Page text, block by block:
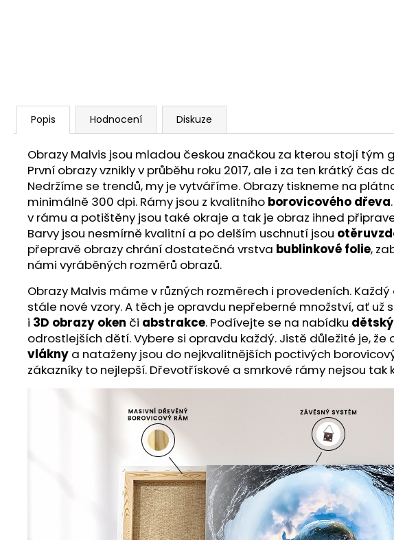
Popis Hodnocení Diskuze
Obrazy Malvis jsou mladou českou značkou za kterou stojí
První obrazy vznikly v průběhu roku 2017, ale i za ten krátký
Nedržíme se trendů, my je vytváříme. Obrazy tiskneme na
minimálně 300 dpi. Rámy jsou z kvalitního borovicového dřeva
v rámu a potištěny jsou také okraje a tak je obraz ihned
Barvy jsou nesmírně kvalitní a po delším uschnutí jsou
přepravě obrazy chrání dostatečná vrstva bublinkové folie,
námi vyráběných rozměrů obrazů.
Obrazy Malvis máme v různých rozměrech i provedeních.
stále nové vzory. A těch je opravdu nepřeberné množství, ať už
i 3D obrazy oken či abstrakce. Podívejte se na nabídku
odrostlejších dětí. Vybere si opravdu každý. Jistě důležité je,
vlákny a nataženy jsou do nejkvalitnějších poctivých
zákazníky to nejlepší. Dřevotřískové a smrkové rámy nejsou